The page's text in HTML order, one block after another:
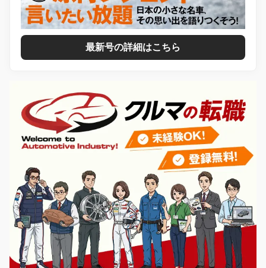
最新号の詳細はこちら